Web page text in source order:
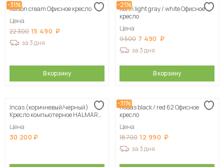
-31%
Kolson сream Офисное кресло
Цена
22 300 15 490
за 3 дня
В корзину
-21%
Konfi light gray / white Офисное
кресло
Цена
9 500 7 490
за 3 дня
В корзину
Incas (коричневый/черный)
Кресло компьютерное HALMAR
Цена
30 200
-31%
Rodas black / red 62 Офисное
кресло
Цена
18 700 12 990
за 3 дня